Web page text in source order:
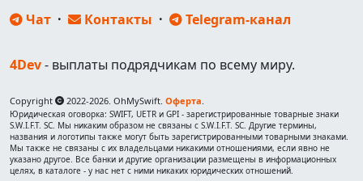
Чат · Контакты · Telegram-канал
4Dev- выплаты подрядчикам по всему миру.
Copyright 2022-2026. OhMySwift. Оферта.
Юридическая оговорка: SWIFT, UETR и GPI - зарегистрированные товарные знаки
S.W.I.F.T. SC. Мы никаким образом не связаны с S.W.I.F.T. SC. Другие термины,
названия и логотипы также могут быть зарегистрированными товарными знаками.
Мы также не связаны с их владельцами никакими отношениями, если явно не
указано другое. Все банки и другие организации размещены в информационных
целях, в каталоге - у нас нет с ними никаких юридических отношений.